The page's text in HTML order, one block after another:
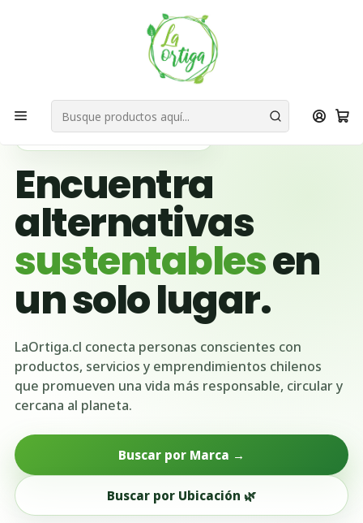
Bienvenid@s a quienes quieren un planeta más verde...
Nuestra Misión
Ubicación Emprendedores
Huara
🌱 BUSCADOR VERDE DE CHILE
Encuentra
alternativas
sustentablesen
un solo lugar.
LaOrtiga.cl conecta personas conscientes con
productos, servicios y emprendimientos chilenos
que promueven una vida más responsable, circular y
cercana al planeta.
Buscar por Marca →
Buscar por Ubicación 🌿